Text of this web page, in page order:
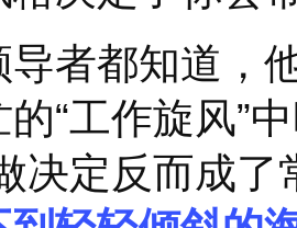
素，而‘ 人
的。”
格决定了